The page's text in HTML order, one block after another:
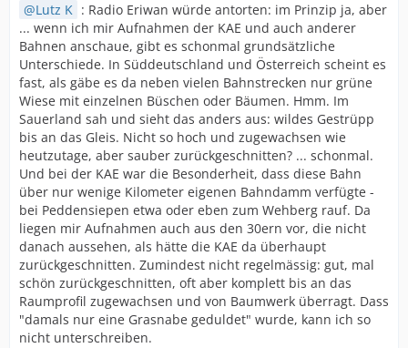
Lutz K : Radio Eriwan würde antorten: im Prinzip ja, aber
... wenn ich mir Aufnahmen der KAE und auch anderer
Bahnen anschaue, gibt es schonmal grundsätzliche
Unterschiede. In Süddeutschland und Österreich scheint es
fast, als gäbe es da neben vielen Bahnstrecken nur grüne
Wiese mit einzelnen Büschen oder Bäumen. Hmm. Im
Sauerland sah und sieht das anders aus: wildes Gestrüpp
bis an das Gleis. Nicht so hoch und zugewachsen wie
heutzutage, aber sauber zurückgeschnitten? ... schonmal.
Und bei der KAE war die Besonderheit, dass diese Bahn
über nur wenige Kilometer eigenen Bahndamm verfügte -
bei Peddensiepen etwa oder eben zum Wehberg rauf. Da
liegen mir Aufnahmen auch aus den 30ern vor, die nicht
danach aussehen, als hätte die KAE da überhaupt
zurückgeschnitten. Zumindest nicht regelmässig: gut, mal
schön zurückgeschnitten, oft aber komplett bis an das
Raumprofil zugewachsen und von Baumwerk überragt. Dass
"damals nur eine Grasnabe geduldet" wurde, kann ich so
nicht unterschreiben.